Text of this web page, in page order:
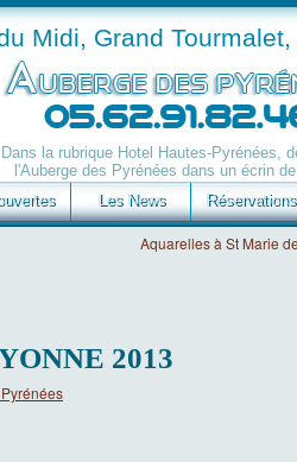
Midi, Grand
Dans la rubrique Hotel Hautes-Pyrénées,
l'Auberge des Pyrénées dans un écrin
Les News Réservations
Aquarelles à St Marie
2013